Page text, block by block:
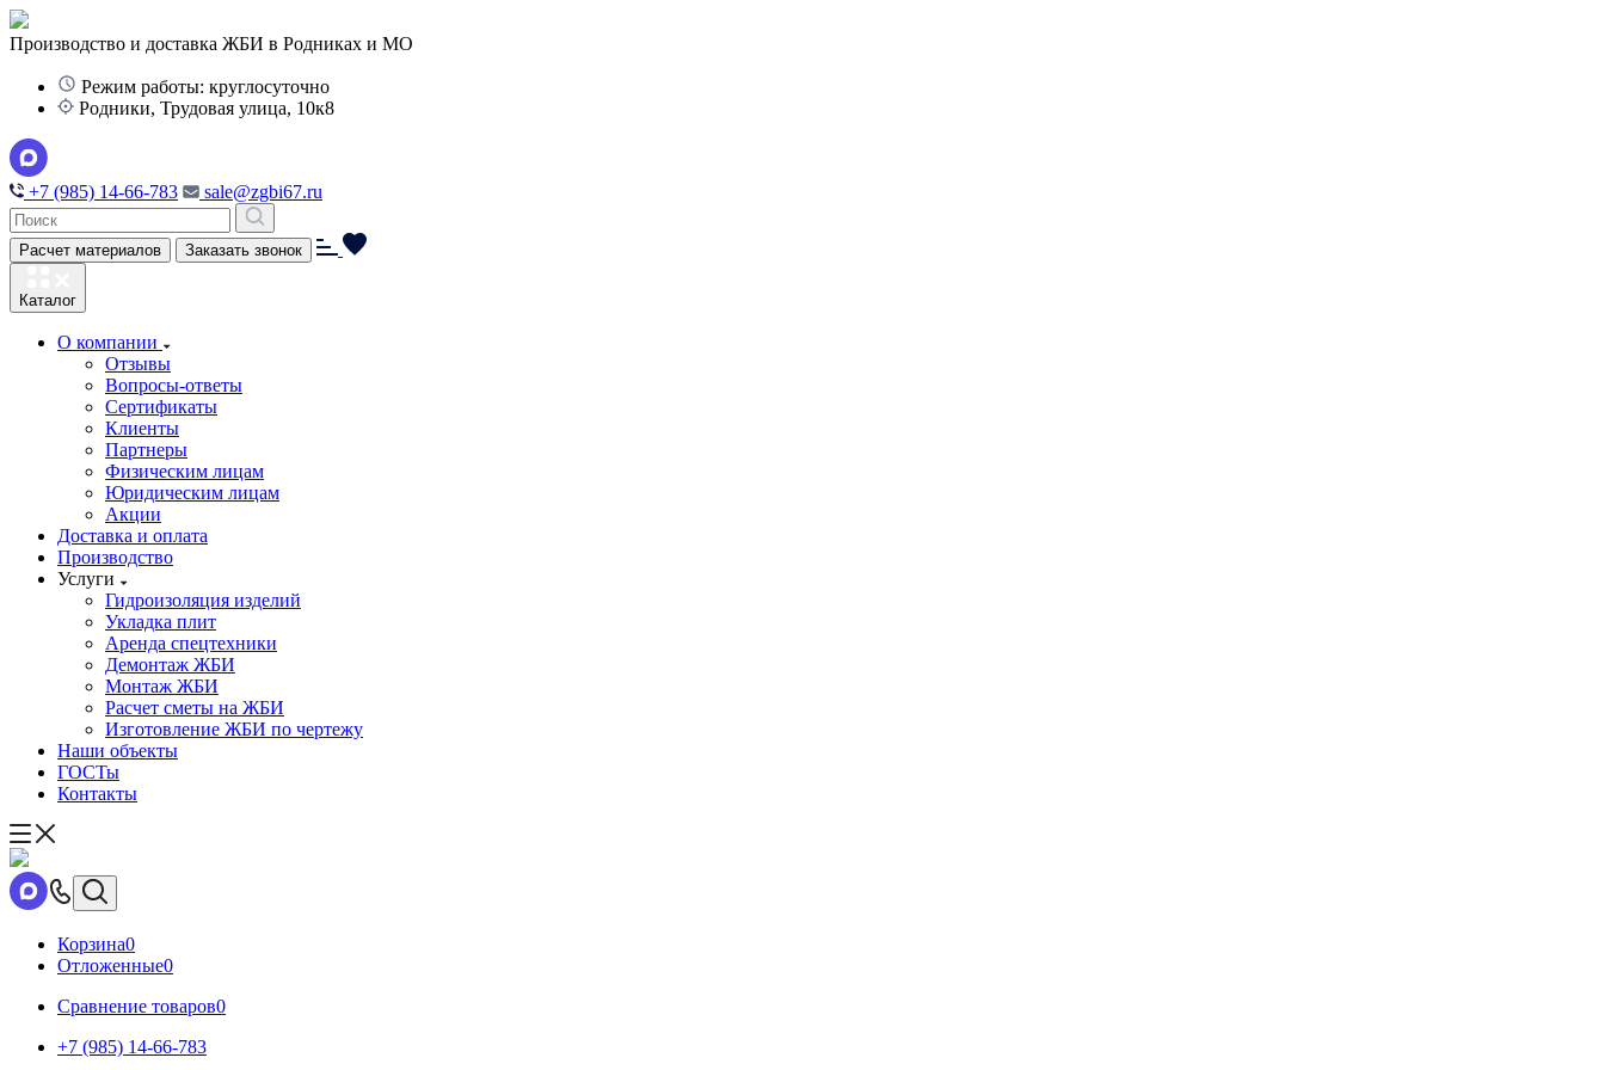
Производство и доставка ЖБИ в Родниках и МО
Режим работы: круглосуточно
Родники, Трудовая улица, 10к8
+7 (985) 14-66-783 sale@zgbi67.ru
Расчет материалов Заказать звонок
Каталог
О компании
Отзывы
Вопросы-ответы
Сертификаты
Клиенты
Партнеры
Физическим лицам
Юридическим лицам
Акции
Доставка и оплата
Производство
Услуги
Гидроизоляция изделий
Укладка плит
Аренда спецтехники
Демонтаж ЖБИ
Монтаж ЖБИ
Расчет сметы на ЖБИ
Изготовление ЖБИ по чертежу
Наши объекты
ГОСТы
Контакты
Корзина0
Отложенные0
Сравнение товаров0
+7 (985) 14-66-783